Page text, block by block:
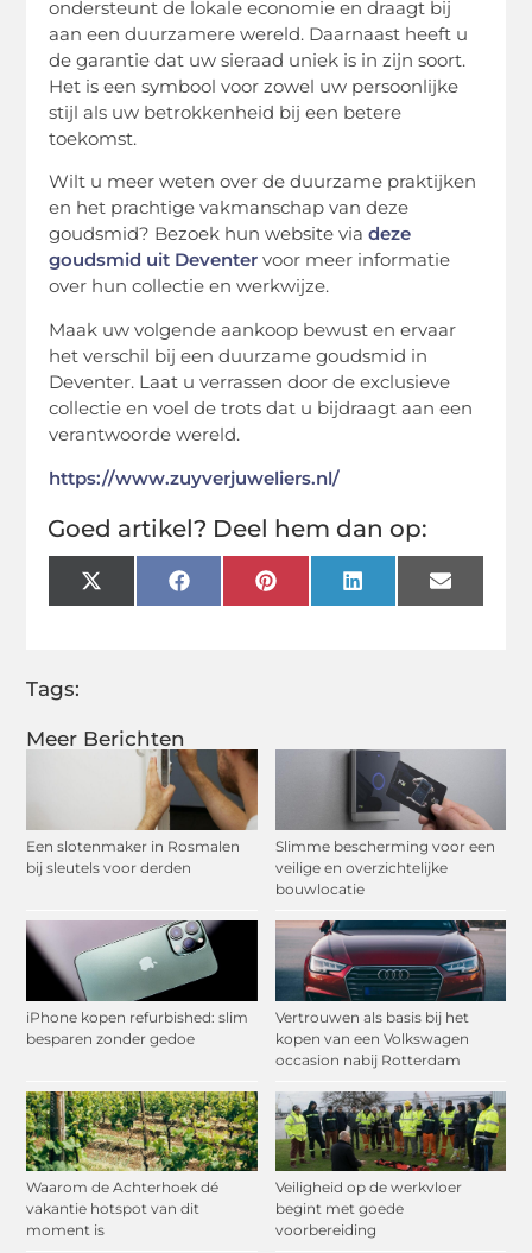
Meer Berichten
Een slotenmaker in Rosmalen
bij sleutels voor derden
Slimme bescherming voor een
veilige en overzichtelijke
bouwlocatie
iPhone kopen refurbished: slim
besparen zonder gedoe
Vertrouwen als basis bij het
kopen van een Volkswagen
occasion nabij Rotterdam
Waarom de Achterhoek dé
vakantie hotspot van dit
moment is
Veiligheid op de werkvloer
begint met goede
voorbereiding
ondersteunt de lokale economie en draagt bij
aan een duurzamere wereld. Daarnaast heeft u
de garantie dat uw sieraad uniek is in zijn soort.
Het is een symbool voor zowel uw persoonlijke
stijl als uw betrokkenheid bij een betere
toekomst.
Wilt u meer weten over de duurzame praktijken
en het prachtige vakmanschap van deze
goudsmid? Bezoek hun website viadeze
goudsmid uit Deventer voor meer informatie
over hun collectie en werkwijze.
Maak uw volgende aankoop bewust en ervaar
het verschil bij een duurzame goudsmid in
Deventer. Laat u verrassen door de exclusieve
collectie en voel de trots dat u bijdraagt aan een
verantwoorde wereld.
https://www.zuyverjuweliers.nl/
Goed artikel? Deel hem dan op:
X
(Twitter)
FacebookPinterestLinkedInEmail
Tags: